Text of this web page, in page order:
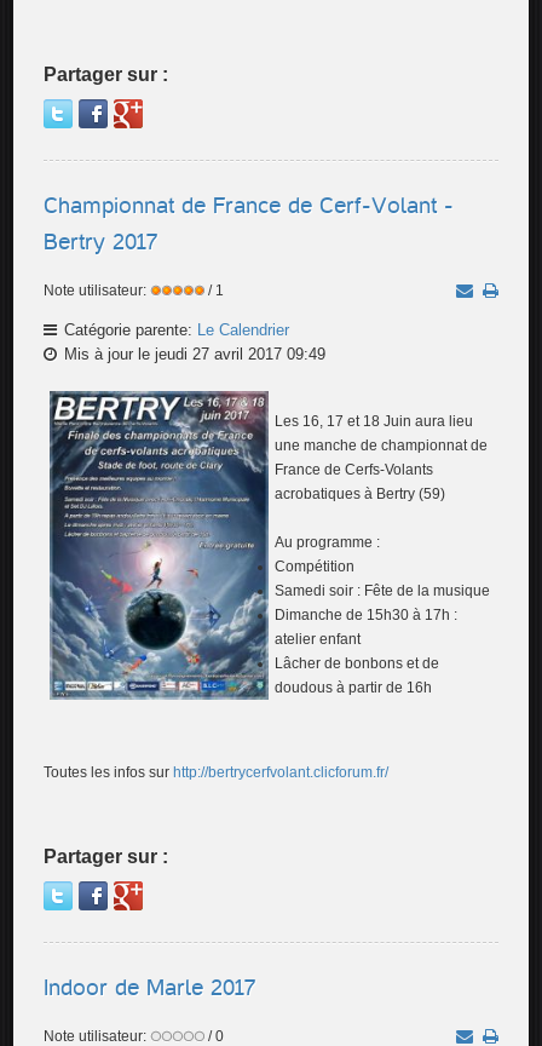
Partager sur :
Championnat de France de Cerf-Volant -
Bertry 2017
Note utilisateur: / 1
Catégorie parente: Le Calendrier
Mis à jour le jeudi 27 avril 2017 09:49
Les 16, 17 et 18 Juin aura lieu
une manche de championnat de
France de Cerfs-Volants
acrobatiques à Bertry (59)
Au programme :
Compétition
Samedi soir : Fête de la musique
Dimanche de 15h30 à 17h :
atelier enfant
Lâcher de bonbons et de
doudous à partir de 16h
Toutes les infos sur http://bertrycerfvolant.clicforum.fr/
Partager sur :
Indoor de Marle 2017
Note utilisateur: / 0